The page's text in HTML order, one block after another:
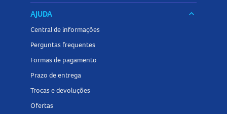
AJUDA keyboard_arrow_down
Central de informações
Perguntas frequentes
Formas de pagamento
Prazo de entrega
Trocas e devoluções
Ofertas